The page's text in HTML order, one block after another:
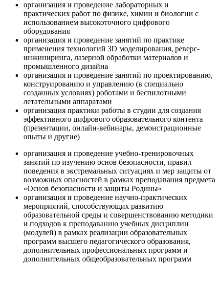
организация и проведение лабораторных и
практических работ по физике, химии и биологии с
использованием высокоточного цифрового
оборудования
организация и проведение занятий по практике
применения технологий 3D моделирования, реверс-
инжиниринга, лазерной обработки материалов и
промышленного дизайна
организация и проведение занятий по проектированию,
конструированию и управлению (в специально
созданных условиях) роботами и беспилотными
летательными аппаратами
организация практики работы в студии для создания
эффективного цифрового образовательного контента
(презентации, онлайн-вебинары, демонстрационные
опыты и другие)
организация и проведение учебно-тренировочных
занятий по изучению основ безопасности, правил
поведения в экстремальных ситуациях и мер защиты от
возможных опасностей в рамках преподавания предмета
«Основ безопасности и защиты Родины»
организация и проведение научно-практических
мероприятий, способствующих развитию
образовательной среды и совершенствованию методики
и подходов к преподаванию учебных дисциплин
(модулей) в рамках реализации образовательных
программ высшего педагогического образования,
дополнительных профессиональных программ и
дополнительных общеобразовательных программ